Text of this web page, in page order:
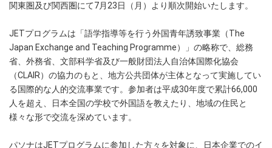
関東圏及び関西圏にて7月23日（月）より順次開始いたします。
JETプログラムは「語学指導等を行う外国青年誘致事業（The
Japan Exchange and Teaching Programme）」の略称で、総務
省、外務省、文部科学省及び一般財団法人自治体国際化協会
（CLAIR）の協力のもと、地方公共団体が主体となって実施してい
る国際的な人的交流事業です。参加者は平成30年度で累計66,000
人を超え、日本全国の学校で外国語を教えたり、地域の住民と
様々な形で交流を深めています。
パソナはJETプログラムに参加した方々を対象に、日本企業でのイ